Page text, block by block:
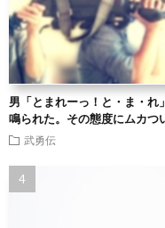
男「とまれーっ！と・ま・
鳴られた。その態度にムカ
武勇伝